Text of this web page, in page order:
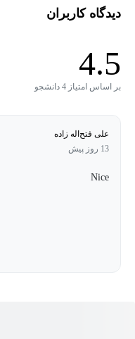
اتوماسیون وب و مرورگر
اتوماسیون نرم‌افزارهای
کار با دیتابیس و ذخیره
پیاده‌سازی Webhook و ارتباط بین سرویس‌ها
لاگ‌گیری و مدیریت خطا
دیدگاه کاربران
4.5
بر اساس امتیاز 4 دانشجو
علی فتح‌اله زاده
13 روز پیش
Nice